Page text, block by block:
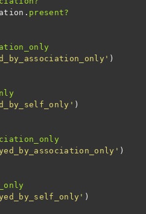
. present?
)
)
)
)